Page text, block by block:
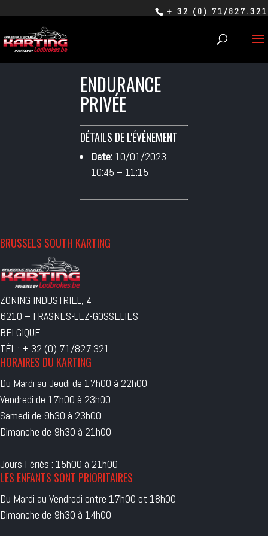
+ 32 (0) 71/827.321
ENDURANCE
PRIVÉE
DÉTAILS DE L'ÉVÉNEMENT
Date: 10/01/2023
10:45 – 11:15
BRUSSELS SOUTH KARTING
ZONING INDUSTRIEL, 4
6210 – FRASNES-LEZ-GOSSELIES
BELGIQUE
TÉL : + 32 (0) 71/827.321
HORAIRES DU KARTING
Du Mardi au Jeudi de 17h00 à 22h00
Vendredi de 17h00 à 23h00
Samedi de 9h30 à 23h00
Dimanche de 9h30 à 21h00
Jours Fériés : 15h00 à 21h00
LES ENFANTS SONT PRIORITAIRES
Du Mardi au Vendredi entre 17h00 et 18h00
Dimanche de 9h30 à 14h00